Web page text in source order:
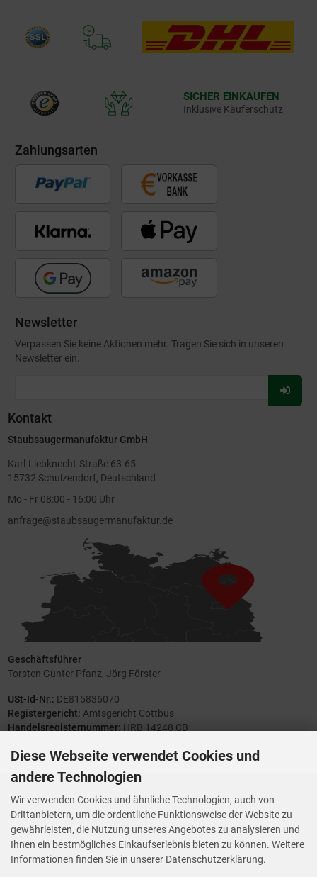
SICHER EINKAUFEN
Inklusive Käuferschutz
Zahlungsarten
Newsletter
Verpassen Sie keine Aktionen mehr. Tragen Sie sich in unseren
Newsletter ein.
Für
Kontakt
Staubsaugermanufaktur GmbH
Karl-Liebknecht-Straße 63-65
15732 Schulzendorf, Deutschland
Mo - Fr 08:00 - 16:00 Uhr
anfrage@staubsaugermanufaktur.de
Geschäftsführer
Torsten Günter Pfanz, Jörg Förster
USt-Id-Nr.: DE815836070
Registergericht: Amtsgericht Cottbus
Handelsregisternummer: HRB 14248 CB
Ihre Meinung zählt
Vorwerk Ersatzteile
Wenn Ihnen der Service der StaubsaugerManufaktur gefallen hat,
bewerten Sie uns bitte bei Trustedshops.de
Diese Webseite verwendet Cookies und
andere Technologien
Wir verwenden Cookies und ähnliche Technologien, auch von
Drittanbietern, um die ordentliche Funktionsweise der Website zu
gewährleisten, die Nutzung unseres Angebotes zu analysieren und
Ihnen ein bestmögliches Einkaufserlebnis bieten zu können. Weitere
Informationen finden Sie in unserer Datenschutzerklärung.